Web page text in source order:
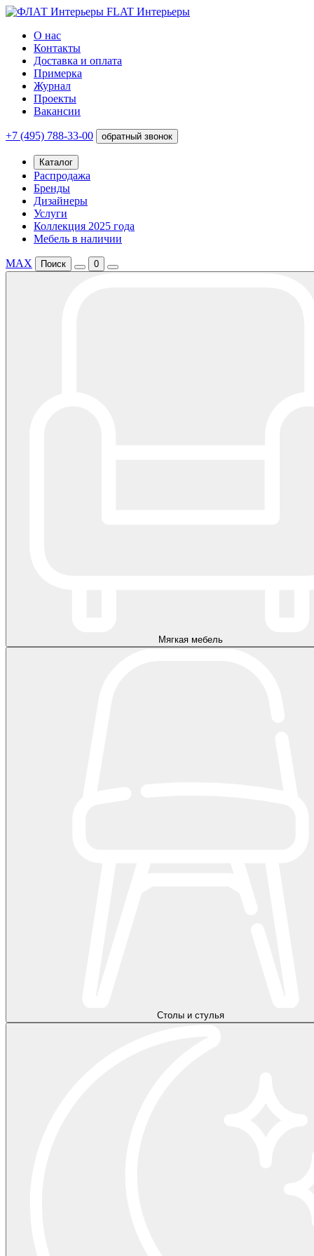
FLAT Интерьеры
О нас
Контакты
Доставка и оплата
Примерка
Журнал
Проекты
Вакансии
+7 (495) 788-33-00 обратный звонок
Каталог
Распродажа
Бренды
Дизайнеры
Услуги
Коллекция 2025 года
Мебель в наличии
MAX Поиск 0
Мягкая мебель
Столы и стулья